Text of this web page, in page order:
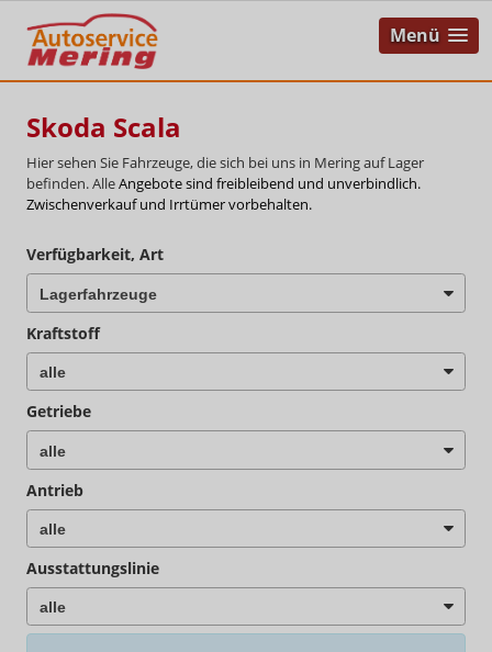
Menü
Skoda Scala
Hier sehen Sie Fahrzeuge, die sich bei uns in Mering auf Lager
befinden. AlleAngebote sind freibleibend und unverbindlich.
Zwischenverkauf und Irrtümer vorbehalten.
Verfügbarkeit, Art
Kraftstoff
Getriebe
Antrieb
Ausstattungslinie